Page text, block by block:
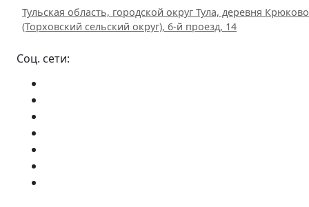
Тульская область, городской округ Тула, деревня Крюково
(Торховский сельский округ), 6-й проезд, 14
Соц. сети: